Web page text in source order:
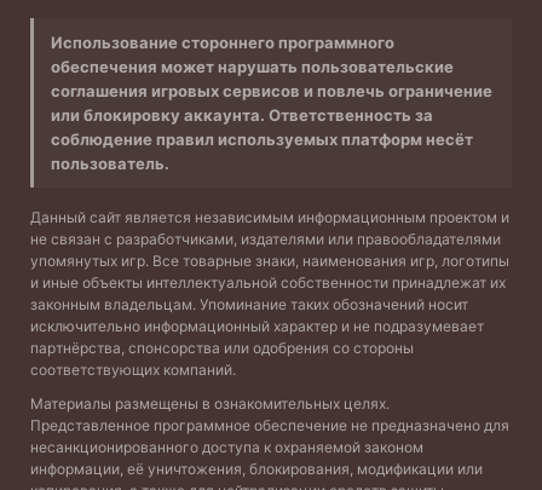
Использование стороннего программного
обеспечения может нарушать пользовательские
соглашения игровых сервисов и повлечь ограничение
или блокировку аккаунта. Ответственность за
соблюдение правил используемых платформ несёт
пользователь.
Данный сайт является независимым информационным проектом и
не связан с разработчиками, издателями или правообладателями
упомянутых игр. Все товарные знаки, наименования игр, логотипы
и иные объекты интеллектуальной собственности принадлежат их
законным владельцам. Упоминание таких обозначений носит
исключительно информационный характер и не подразумевает
партнёрства, спонсорства или одобрения со стороны
соответствующих компаний.
Материалы размещены в ознакомительных целях.
Представленное программное обеспечение не предназначено для
несанкционированного доступа к охраняемой законом
информации, её уничтожения, блокирования, модификации или